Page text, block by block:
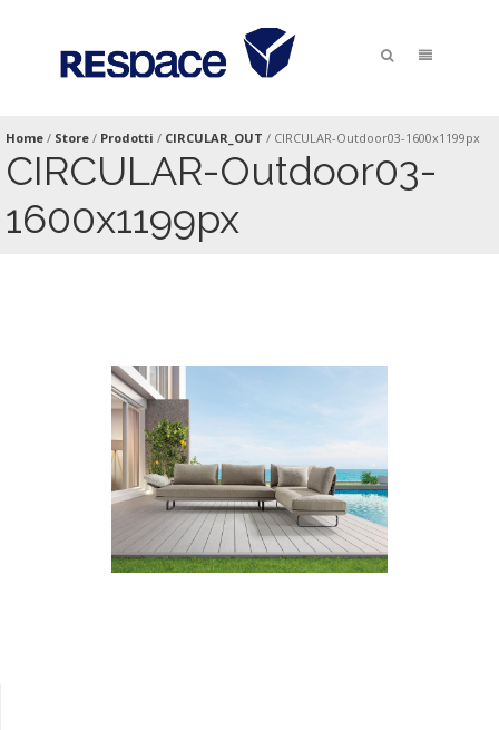
Home / Store / Prodotti / CIRCULAR_OUT / CIRCULAR-Outdoor03-1600x1199px
CIRCULAR-Outdoor03-
1600x1199px